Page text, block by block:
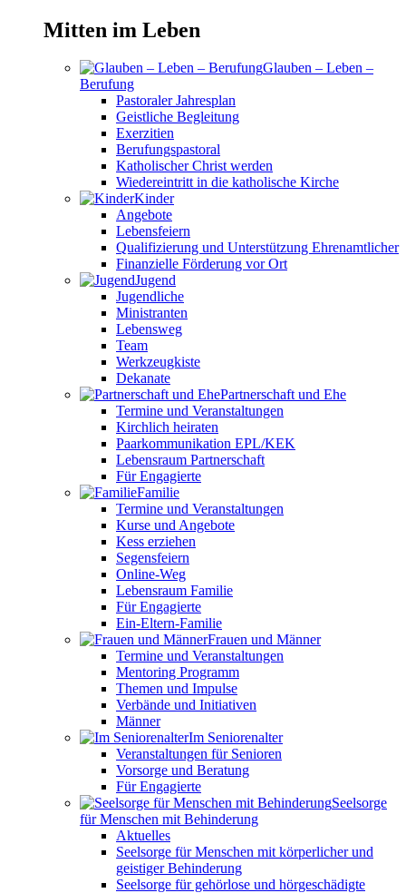
Mitten im Leben
Glauben – Leben –
Berufung
Pastoraler Jahresplan
Geistliche Begleitung
Exerzitien
Berufungspastoral
Katholischer Christ werden
Wiedereintritt in die katholische Kirche
Kinder
Angebote
Lebensfeiern
Qualifizierung und Unterstützung Ehrenamtlicher
Finanzielle Förderung vor Ort
Jugend
Jugendliche
Ministranten
Lebensweg
Team
Werkzeugkiste
Dekanate
Partnerschaft und Ehe
Termine und Veranstaltungen
Kirchlich heiraten
Paarkommunikation EPL/KEK
Lebensraum Partnerschaft
Für Engagierte
Familie
Termine und Veranstaltungen
Kurse und Angebote
Kess erziehen
Segensfeiern
Online-Weg
Lebensraum Familie
Für Engagierte
Ein-Eltern-Familie
Frauen und Männer
Termine und Veranstaltungen
Mentoring Programm
Themen und Impulse
Verbände und Initiativen
Männer
Im Seniorenalter
Veranstaltungen für Senioren
Vorsorge und Beratung
Für Engagierte
Seelsorge
für Menschen mit Behinderung
Aktuelles
Seelsorge für Menschen mit körperlicher und
geistiger Behinderung
Seelsorge für gehörlose und hörgeschädigte